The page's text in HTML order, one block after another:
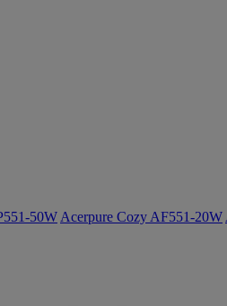
50W Acerpure Cozy AF551-20W